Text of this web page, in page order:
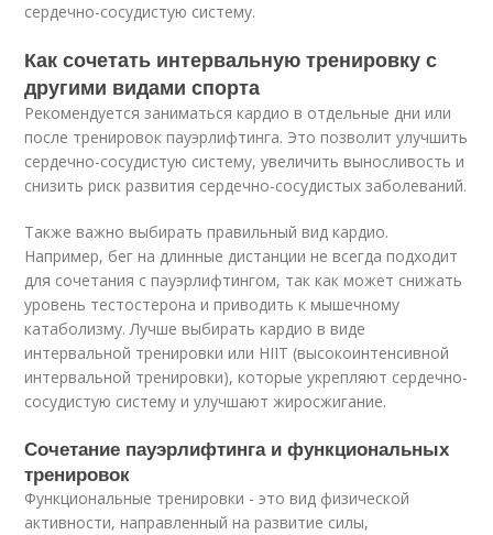
сердечно-сосудистую систему.
Как сочетать интервальную тренировку с
другими видами спорта
Рекомендуется заниматься кардио в отдельные дни или
после тренировок пауэрлифтинга. Это позволит улучшить
сердечно-сосудистую систему, увеличить выносливость и
снизить риск развития сердечно-сосудистых заболеваний.
Также важно выбирать правильный вид кардио.
Например, бег на длинные дистанции не всегда подходит
для сочетания с пауэрлифтингом, так как может снижать
уровень тестостерона и приводить к мышечному
катаболизму. Лучше выбирать кардио в виде
интервальной тренировки или HIIT (высокоинтенсивной
интервальной тренировки), которые укрепляют сердечно-
сосудистую систему и улучшают жиросжигание.
Сочетание пауэрлифтинга и функциональных
тренировок
Функциональные тренировки - это вид физической
активности, направленный на развитие силы,